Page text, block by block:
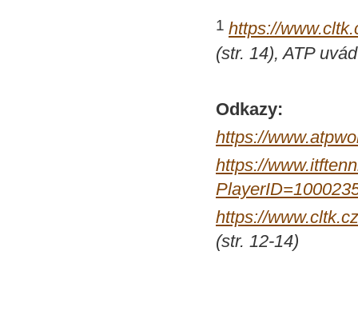
1 https://
(str. 14), ATP
Odkazy:
https://
https://
https://
(str. 12-14)